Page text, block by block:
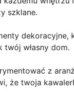
szklane.
twój własny dom.
z
że twoja